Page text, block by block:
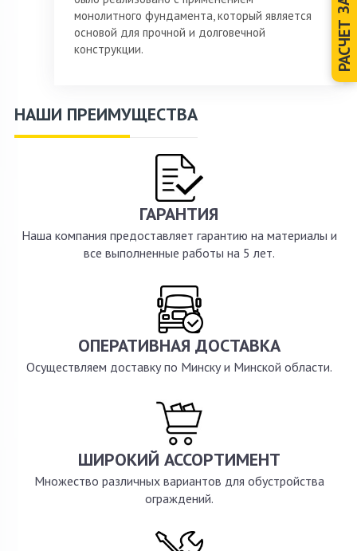
монолитного фундамента, который является
основой для прочной и долговечной
конструкции.
НАШИ ПРЕИМУЩЕСТВА
ГАРАНТИЯ
Наша компания предоставляет гарантию на материалы и
все выполненные работы на 5 лет.
ОПЕРАТИВНАЯ ДОСТАВКА
Осуществляем доставку по Минску и Минской области.
ШИРОКИЙ АССОРТИМЕНТ
Множество различных вариантов для обустройства
ограждений.
РАСЧЕТ